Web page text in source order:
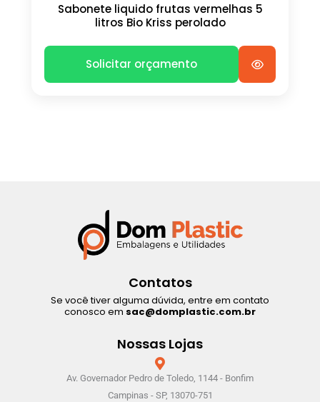
Sabonete liquido frutas vermelhas 5
litros Bio Kriss perolado
Solicitar orçamento
Contatos
Se você tiver alguma dúvida, entre em contato
conosco em sac@domplastic.com.br
Nossas Lojas
Av. Governador Pedro de Toledo, 1144 - Bonfim
Campinas - SP, 13070-751